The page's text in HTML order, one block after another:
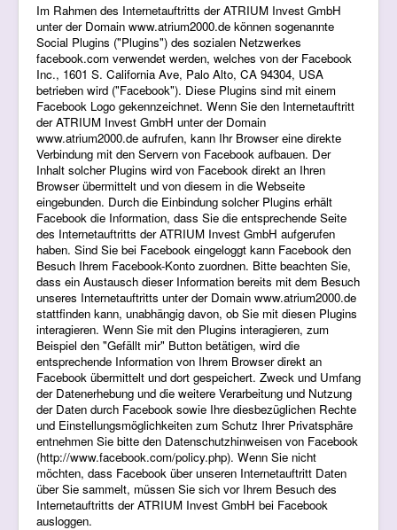
Im Rahmen des Internetauftritts der ATRIUM Invest GmbH
unter der Domain www.atrium2000.de können sogenannte
Social Plugins ("Plugins") des sozialen Netzwerkes
facebook.com verwendet werden, welches von der Facebook
Inc., 1601 S. California Ave, Palo Alto, CA 94304, USA
betrieben wird ("Facebook"). Diese Plugins sind mit einem
Facebook Logo gekennzeichnet. Wenn Sie den Internetauftritt
der ATRIUM Invest GmbH unter der Domain
www.atrium2000.de aufrufen, kann Ihr Browser eine direkte
Verbindung mit den Servern von Facebook aufbauen. Der
Inhalt solcher Plugins wird von Facebook direkt an Ihren
Browser übermittelt und von diesem in die Webseite
eingebunden. Durch die Einbindung solcher Plugins erhält
Facebook die Information, dass Sie die entsprechende Seite
des Internetauftritts der ATRIUM Invest GmbH aufgerufen
haben. Sind Sie bei Facebook eingeloggt kann Facebook den
Besuch Ihrem Facebook-Konto zuordnen. Bitte beachten Sie,
dass ein Austausch dieser Information bereits mit dem Besuch
unseres Internetauftritts unter der Domain www.atrium2000.de
stattfinden kann, unabhängig davon, ob Sie mit diesen Plugins
interagieren. Wenn Sie mit den Plugins interagieren, zum
Beispiel den "Gefällt mir" Button betätigen, wird die
entsprechende Information von Ihrem Browser direkt an
Facebook übermittelt und dort gespeichert. Zweck und Umfang
der Datenerhebung und die weitere Verarbeitung und Nutzung
der Daten durch Facebook sowie Ihre diesbezüglichen Rechte
und Einstellungsmöglichkeiten zum Schutz Ihrer Privatsphäre
entnehmen Sie bitte den Datenschutzhinweisen von Facebook
(http://www.facebook.com/policy.php). Wenn Sie nicht
möchten, dass Facebook über unseren Internetauftritt Daten
über Sie sammelt, müssen Sie sich vor Ihrem Besuch des
Internetauftritts der ATRIUM Invest GmbH bei Facebook
ausloggen.